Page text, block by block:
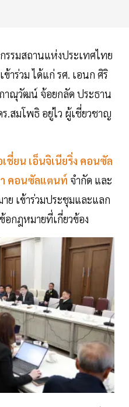
รมสถานแห่งประเทศไทย
าร่วม ได้แก่ รศ. เอนก ศิริ
าณุวัฒน์ จ้อยกลัด ประธาน
ร.สมโพธิ อยู่ไว ผู้เชี่ยวชาญ
เชี่ยน เอ็นจิเนียริ่ง คอนซัล
คอนซัลแตนท์ จำกัด และ
ย เข้าร่วมประชุมและแลก
กฎหมายที่เกี่ยวข้อง